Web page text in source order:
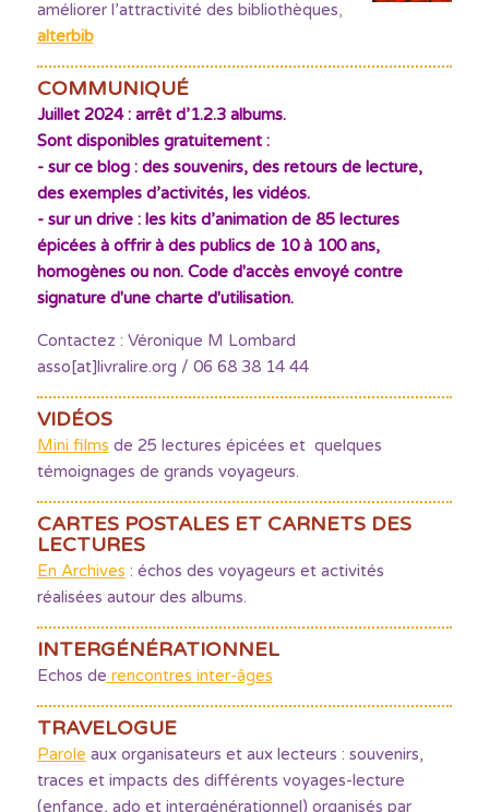
améliorer l’attractivité des bibliothèques,
alterbib
COMMUNIQUÉ
Juillet 2024 : arrêt d’1.2.3 albums.
Sont disponibles gratuitement :
- sur ce blog : des souvenirs, des retours de lecture,
des exemples d’activités, les vidéos.
- sur un drive : les kits d’animation de 85 lectures
épicées à offrir à des publics de 10 à 100 ans,
homogènes ou non. Code d'accès envoyé contre
signature d'une charte d'utilisation.
Contactez : Véronique M Lombard
asso[at]livralire.org / 06 68 38 14 44
VIDÉOS
Mini films de 25 lectures épicées et quelques
témoignages de grands voyageurs.
CARTES POSTALES ET CARNETS DES
LECTURES
En Archives : échos des voyageurs et activités
réalisées autour des albums.
INTERGÉNÉRATIONNEL
Echos de rencontres inter-âges
TRAVELOGUE
Parole aux organisateurs et aux lecteurs : souvenirs,
traces et impacts des différents voyages-lecture
(enfance, ado et intergénérationnel) organisés par